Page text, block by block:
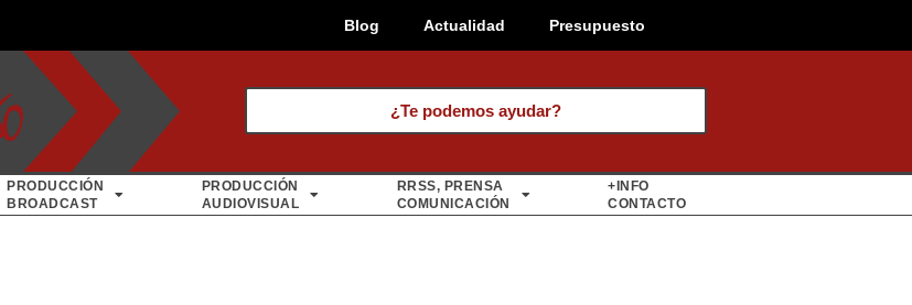
Blog Actualidad Presupuesto
¿Te podemos ayudar?
PRODUCCIÓN
BROADCAST
PRODUCCIÓN
AUDIOVISUAL
RRSS, PRENSA
COMUNICACIÓN
+INFO
CONTACTO